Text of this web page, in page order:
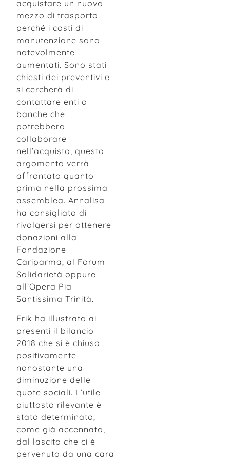
acquistare un nuovo
mezzo di trasporto
perché i costi di
manutenzione sono
notevolmente
aumentati. Sono stati
chiesti dei preventivi e
si cercherà di
contattare enti o
banche che
potrebbero
collaborare
nell’acquisto, questo
argomento verrà
affrontato quanto
prima nella prossima
assemblea. Annalisa
ha consigliato di
rivolgersi per ottenere
donazioni alla
Fondazione
Cariparma, al Forum
Solidarietà oppure
all’Opera Pia
Santissima Trinità.
Erik ha illustrato ai
presenti il bilancio
2018 che si è chiuso
positivamente
nonostante una
diminuzione delle
quote sociali. L’utile
piuttosto rilevante è
stato determinato,
come già accennato,
dal lascito che ci è
pervenuto da una cara